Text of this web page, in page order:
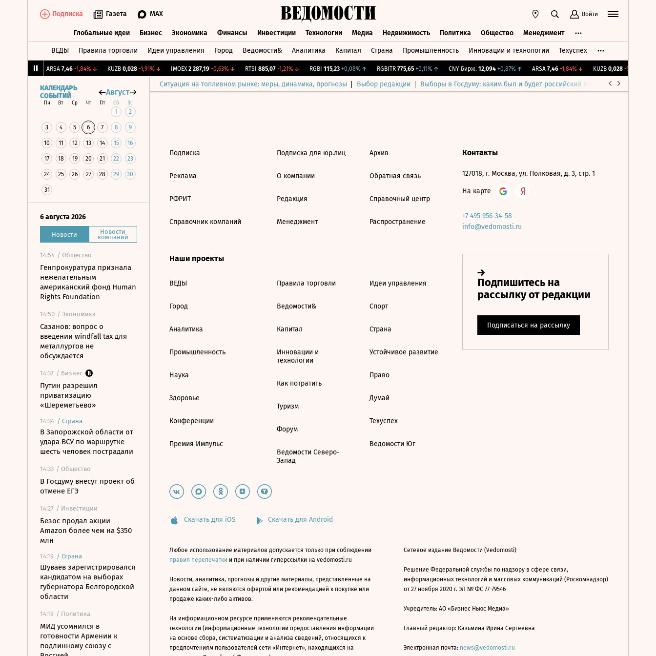
Подписка Газета MAX Войти
Глобальные идеи Бизнес Экономика Финансы Инвестиции Технологии Медиа Недвижимость Политика Общество Менеджмент
ВЕДЫ Правила торговли Идеи управления Город Ведомости& Аналитика Капитал Страна Промышленность Инновации и технологии Техуспех
ARSA 7,46 -1,84%↓ KUZB 0,028 -1,91%↓ IMOEX 2 287,19 -0,63%↓ RTSI 885,07 -1,21%↓ RGBI 115,23 +0,08%↑ RGBITR 775,65 +0,11%↑ CNY Бирж. 12,094 +0,87%↑ ARSA 7,46 -1,84%↓ KUZB 0,028 -1,91%
Ситуация на топливном рынке: меры, динамика, прогнозы Выбор редакции Выборы в Госдуму: каким был и будет российский парламент
КАЛЕНДАРЬ
СОБЫТИЙ
Август
Пн Вт Ср Чт Пт Сб Вс
1 2
3 4 5 6 7 8 9
10 11 12 13 14 15 16
17 18 19 20 21 22 23
24 25 26 27 28 29 30
31
6 августа 2026
Новости Новости
компаний
14:54 / Общество
Генпрокуратура признала
нежелательным
американский фонд Human
Rights Foundation
14:50 / Экономика
Сазанов: вопрос о
введении windfall tax для
металлургов не
обсуждается
14:37 / Бизнес
Путин разрешил
приватизацию
«Шереметьево»
14:34 / Страна
В Запорожской области от
удара ВСУ по маршрутке
шесть человек пострадали
14:33 / Общество
В Госдуму внесут проект об
отмене ЕГЭ
14:27 / Инвестиции
Безос продал акции
Amazon более чем на $350
млн
14:19 / Страна
Шуваев зарегистрировался
кандидатом на выборах
губернатора Белгородской
области
14:19 / Политика
МИД усомнился в
готовности Армении к
подлинному союзу с
Подписка
Реклама
РФРИТ
Справочник компаний
Подписка для юр.лиц
О компании
Редакция
Менеджмент
Архив
Обратная связь
Справочный центр
Распространение
Наши проекты
ВЕДЫ
Город
Аналитика
Промышленность
Наука
Здоровье
Конференции
Премия Импульс
Правила торговли
Ведомости&
Капитал
Инновации и
технологии
Как потратить
Туризм
Форум
Ведомости Северо-
Запад
Идеи управления
Спорт
Страна
Устойчивое развитие
Право
Думай
Техуспех
Ведомости Юг
Контакты
127018, г. Москва, ул. Полковая, д. 3, стр. 1
На карте
+7 495 956-34-58
info@vedomosti.ru
Скачать для iOS Скачать для Android
Любое использование материалов допускается только при соблюдении
правил перепечатки и при наличии гиперссылки на vedomosti.ru
Новости, аналитика, прогнозы и другие материалы, представленные на
данном сайте, не являются офертой или рекомендацией к покупке или
продаже каких-либо активов.
На информационном ресурсе применяются рекомендательные
технологии (информационные технологии предоставления информации
на основе сбора, систематизации и анализа сведений, относящихся к
предпочтениям пользователей сети «Интернет», находящихся на
Сетевое издание Ведомости (Vedomosti)
Решение Федеральной службы по надзору в сфере связи,
информационных технологий и массовых коммуникаций (Роскомнадзор)
от 27 ноября 2020 г. ЭЛ № ФС 77-79546
Учредитель: АО «Бизнес Ньюс Медиа»
Главный редактор: Казьмина Ирина Сергеевна
Электронная почта: news@vedomosti.ru